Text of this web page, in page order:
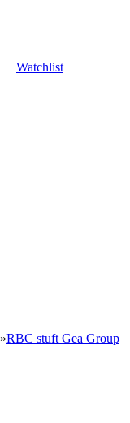
Watchlist
»RBC stuft Gea Group